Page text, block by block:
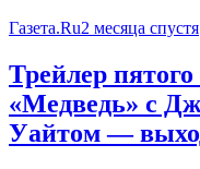
Газета.Ru2 месяца спустя
Трейлер пятого
«Медведь» с
Уайтом —